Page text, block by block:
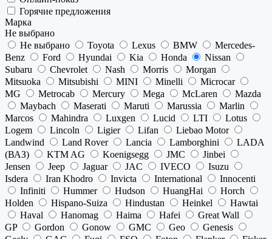
Горячие предложения
Марка
Не выбрано
Не выбрано
Toyota Lexus BMW
Mercedes-
Benz
Ford Hyundai Kia Honda
Nissan
Subaru
Chevrolet Nash Morris
Morgan
Mitsuoka
Mitsubishi MINI Minelli
Microcar
MG
Metrocab Mercury Mega McLaren
Mazda
Maybach
Maserati Maruti Marussia
Marlin
Marcos
Mahindra Luxgen Lucid LTI
Lotus
Logem
Lincoln Ligier Lifan
Liebao Motor
Landwind
Land Rover Lancia Lamborghini
LADA
(ВАЗ)
KTM AG Koenigsegg JMC
Jinbei
Jensen
Jeep Jaguar JAC IVECO
Isuzu
Isdera
Iran Khodro Invicta International
Innocenti
Infiniti
Hummer Hudson HuangHai
Horch
Holden
Hispano-Suiza Hindustan Heinkel
Hawtai
Haval
Hanomag Haima Hafei
Great Wall
GP
Gordon Gonow GMC Geo
Genesis